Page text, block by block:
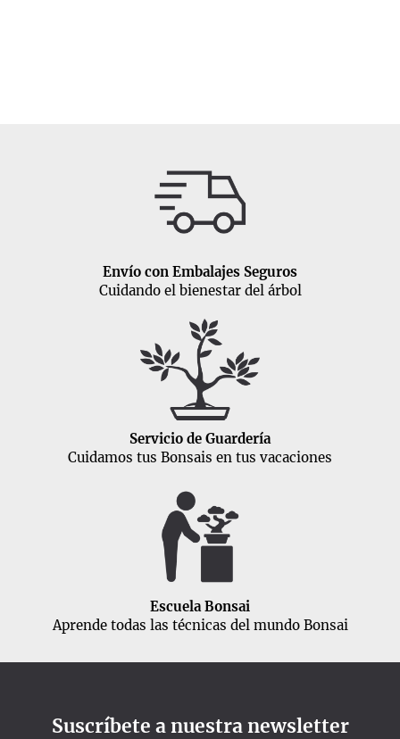
Envío con Embalajes Seguros
Cuidando el bienestar del árbol
Servicio de Guardería
Cuidamos tus Bonsais en tus vacaciones
Escuela Bonsai
Aprende todas las técnicas del mundo Bonsai
Suscríbete a nuestra newsletter